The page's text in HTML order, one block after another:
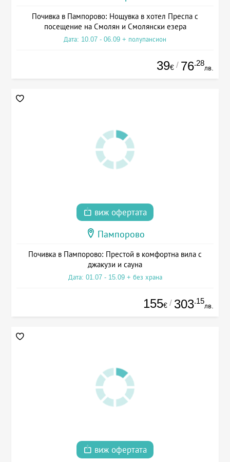
Почивка в Пампорово: Нощувка в хотел Преспа с
посещение на Смолян и Смолянски езера
Дата: 10.07 - 06.09 + полупансион
39€ / 76.28
лв.
виж офертата
Пампорово
Почивка в Пампорово: Престой в комфортна вила с
джакузи и сауна
Дата: 01.07 - 15.09 + без храна
155€ / 303.15
лв.
виж офертата